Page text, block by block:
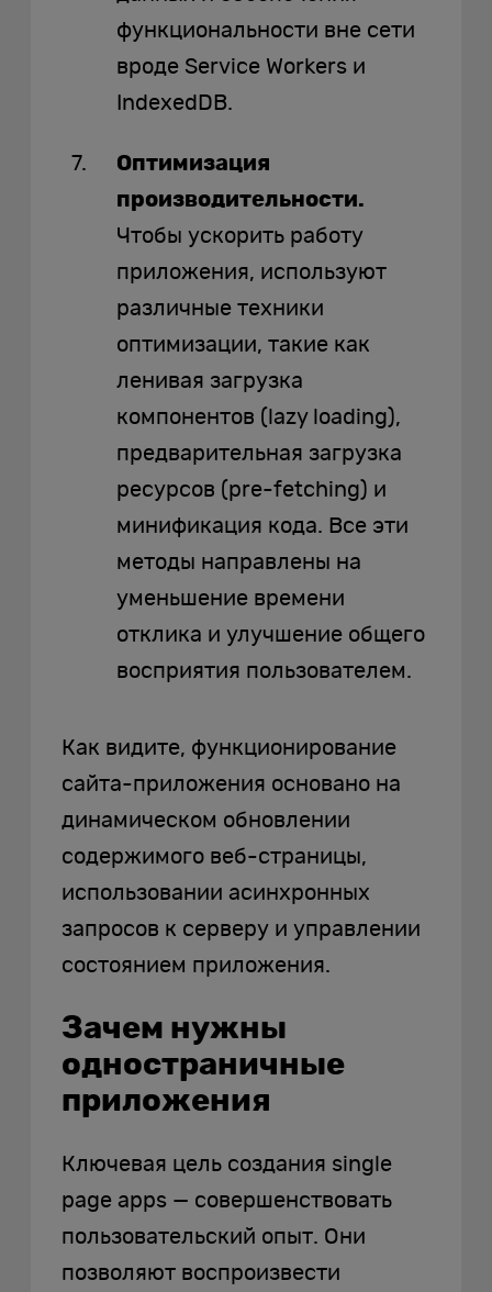
функциональности вне сети
вроде Service Workers и
IndexedDB.
Оптимизация
производительности.
Чтобы ускорить работу
приложения, используют
различные техники
оптимизации, такие как
ленивая загрузка
компонентов (lazy loading),
предварительная загрузка
ресурсов (pre-fetching) и
минификация кода. Все эти
методы направлены на
уменьшение времени
отклика и улучшение общего
восприятия пользователем.
Как видите, функционирование
сайта-приложения основано на
динамическом обновлении
содержимого веб-страницы,
использовании асинхронных
запросов к серверу и управлении
состоянием приложения.
Зачем нужны
одностраничные
приложения
Ключевая цель создания single
page apps — совершенствовать
пользовательский опыт. Они
позволяют воспроизвести